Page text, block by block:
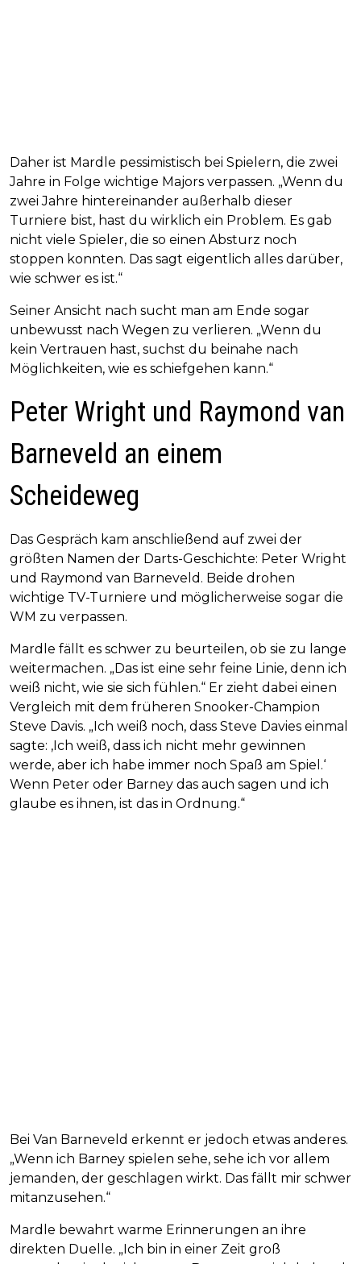
Daher ist Mardle pessimistisch bei Spielern, die zwei
Jahre in Folge wichtige Majors verpassen. „Wenn du
zwei Jahre hintereinander außerhalb dieser
Turniere bist, hast du wirklich ein Problem. Es gab
nicht viele Spieler, die so einen Absturz noch
stoppen konnten. Das sagt eigentlich alles darüber,
wie schwer es ist.“
Seiner Ansicht nach sucht man am Ende sogar
unbewusst nach Wegen zu verlieren. „Wenn du
kein Vertrauen hast, suchst du beinahe nach
Möglichkeiten, wie es schiefgehen kann.“
Peter Wright und Raymond van
Barneveld an einem
Scheideweg
Das Gespräch kam anschließend auf zwei der
größten Namen der Darts-Geschichte: Peter Wright
und Raymond van Barneveld. Beide drohen
wichtige TV-Turniere und möglicherweise sogar die
WM zu verpassen.
Mardle fällt es schwer zu beurteilen, ob sie zu lange
weitermachen. „Das ist eine sehr feine Linie, denn ich
weiß nicht, wie sie sich fühlen.“ Er zieht dabei einen
Vergleich mit dem früheren Snooker-Champion
Steve Davis. „Ich weiß noch, dass Steve Davies einmal
sagte: ‚Ich weiß, dass ich nicht mehr gewinnen
werde, aber ich habe immer noch Spaß am Spiel.‘
Wenn Peter oder Barney das auch sagen und ich
glaube es ihnen, ist das in Ordnung.“
Bei Van Barneveld erkennt er jedoch etwas anderes.
„Wenn ich Barney spielen sehe, sehe ich vor allem
jemanden, der geschlagen wirkt. Das fällt mir schwer
mitanzusehen.“
Mardle bewahrt warme Erinnerungen an ihre
direkten Duelle. „Ich bin in einer Zeit groß